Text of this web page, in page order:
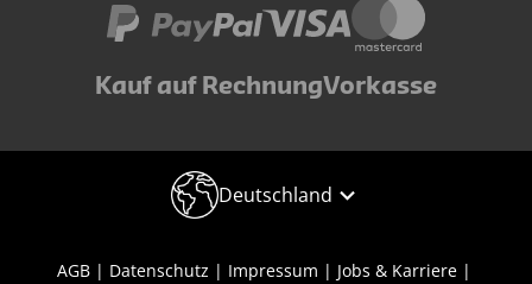
Kauf auf RechnungVorkasse
Deutschland
AGB Datenschutz Impressum
Jobs & Karriere